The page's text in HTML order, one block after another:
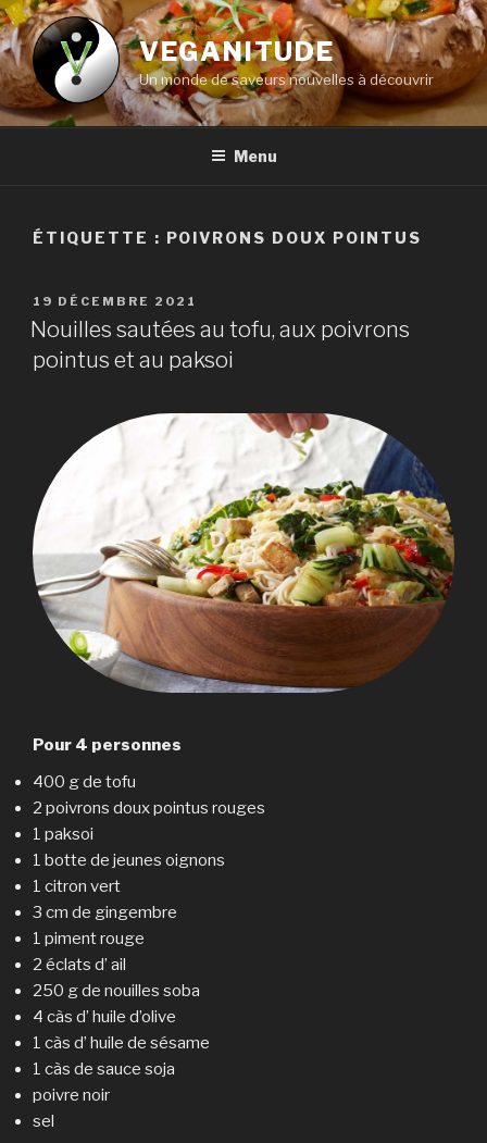
Aller
au
contenu
principal
VEGANITUDE
Un monde de saveurs nouvelles à découvrir
Menu
ÉTIQUETTE : POIVRONS DOUX POINTUS
PUBLIÉ
LE
19 DÉCEMBRE 2021
Nouilles sautées au tofu, aux poivrons
pointus et au paksoi
Pour 4 personnes
400 g de tofu
2 poivrons doux pointus rouges
1 paksoi
1 botte de jeunes oignons
1 citron vert
3 cm de gingembre
1 piment rouge
2 éclats d’ ail
250 g de nouilles soba
4 càs d’ huile d’olive
1 càs d’ huile de sésame
1 càs de sauce soja
poivre noir
sel